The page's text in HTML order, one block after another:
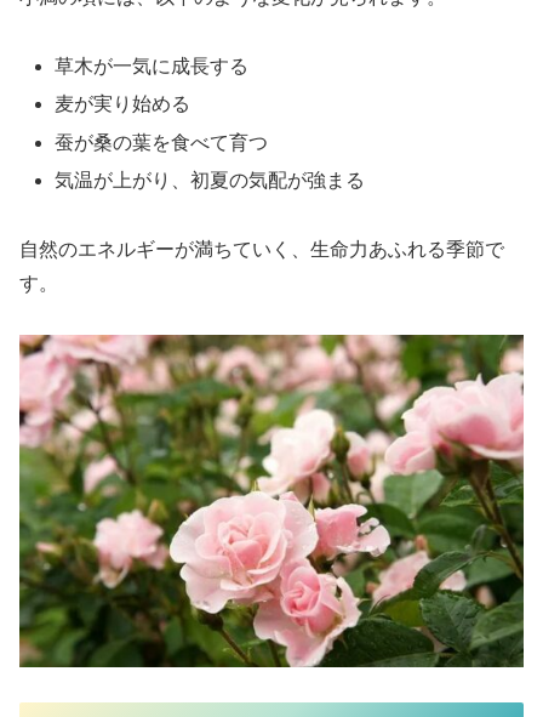
草木が一気に成長する
麦が実り始める
蚕が桑の葉を食べて育つ
気温が上がり、初夏の気配が強まる
自然のエネルギーが満ちていく、生命力あふれる季節で
す。